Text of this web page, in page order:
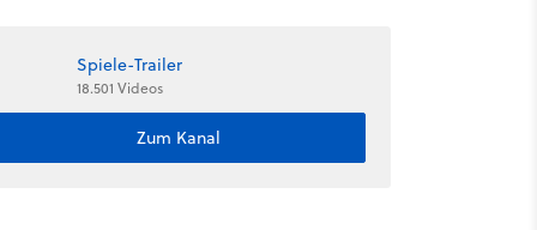
Spiele-Trailer
18.501 Videos
Zum Kanal